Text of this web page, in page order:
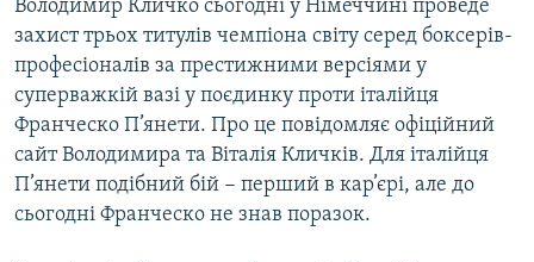
Усі сайти RFE/RL
Володимир Кличко сьогодні у Німеччині проведе
захист трьох титулів чемпіона світу серед боксерів-
професіоналів за престижними версіями у
суперважкій вазі у поєдинку проти італійця
Франческо П’янети. Про це повідомляє офіційний
сайт Володимира та Віталія Кличків. Для італійця
П’янети подібний бій − перший в кар’єрі, але до
сьогодні Франческо не знав поразок.